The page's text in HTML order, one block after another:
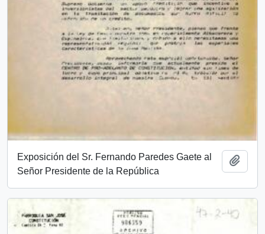
Exposición del Sr. Fernando Paredes Gaete al
Señor Presidente de la República